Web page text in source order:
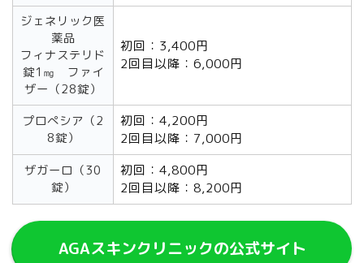
ジェネリック医
薬品
フィナステリド
錠1㎎ ファイ
ザー（28錠）
初回：3,400円
2回目以降：6,000円
プロぺシア（2
8錠）
初回：4,200円
2回目以降：7,000円
ザガーロ（30
錠）
初回：4,800円
2回目以降：8,200円
AGAスキンクリニックの公式サイト